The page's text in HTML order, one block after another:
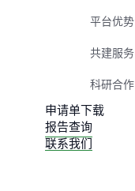
平台优势
共建服务
科研合作
申请单下载
报告查询
联系我们